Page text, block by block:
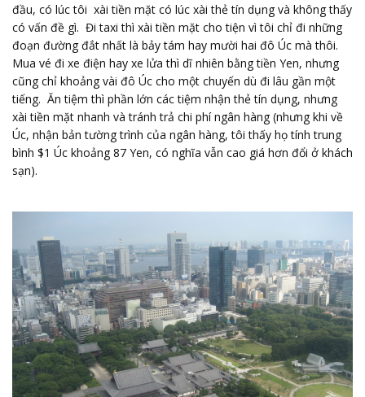
đầu, có lúc tôi xài tiền mặt có lúc xài thẻ tín dụng và không thấy
có vấn đề gì. Đi taxi thì xài tiền mặt cho tiện vì tôi chỉ đi những
đoạn đường đắt nhất là bảy tám hay mười hai đô Úc mà thôi.
Mua vé đi xe điện hay xe lửa thì dĩ nhiên bằng tiền Yen, nhưng
cũng chỉ khoảng vài đô Úc cho một chuyến dù đi lâu gần một
tiếng. Ăn tiệm thì phần lớn các tiệm nhận thẻ tín dụng, nhưng
xài tiền mặt nhanh và tránh trả chi phí ngân hàng (nhưng khi về
Úc, nhận bản tường trình của ngân hàng, tôi thấy họ tính trung
bình $1 Úc khoảng 87 Yen, có nghĩa vẫn cao giá hơn đổi ở khách
sạn).